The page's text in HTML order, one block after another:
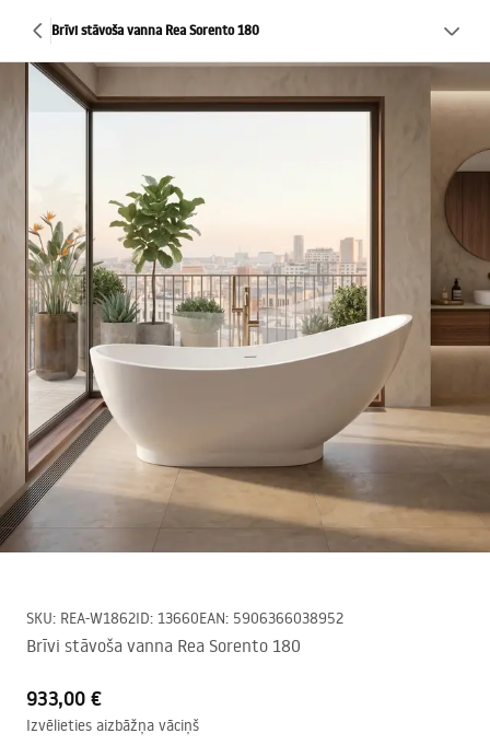
Brīvi stāvoša vanna Rea Sorento 180
SKU: REA-W1862ID: 13660EAN: 5906366038952
Brīvi stāvoša vanna Rea Sorento 180
933,00 €
Izvēlieties aizbāžņa vāciņš